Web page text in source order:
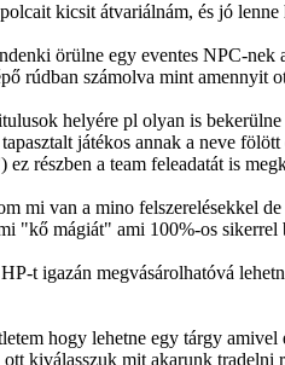
kicsit átvariálnám, és jó
örülne egy eventes NPC-
rúdban számolva mint amennyit
helyére pl olyan is
játékos annak a neve
részben a team feleadatát is
mi van a mino felszerelésekkel
"kő mágiát" ami 100%-os sikerrel
t igazán megvásárolhatóvá
hogy lehetne egy tárgy
ott kiválasszuk mit akarunk tradelni